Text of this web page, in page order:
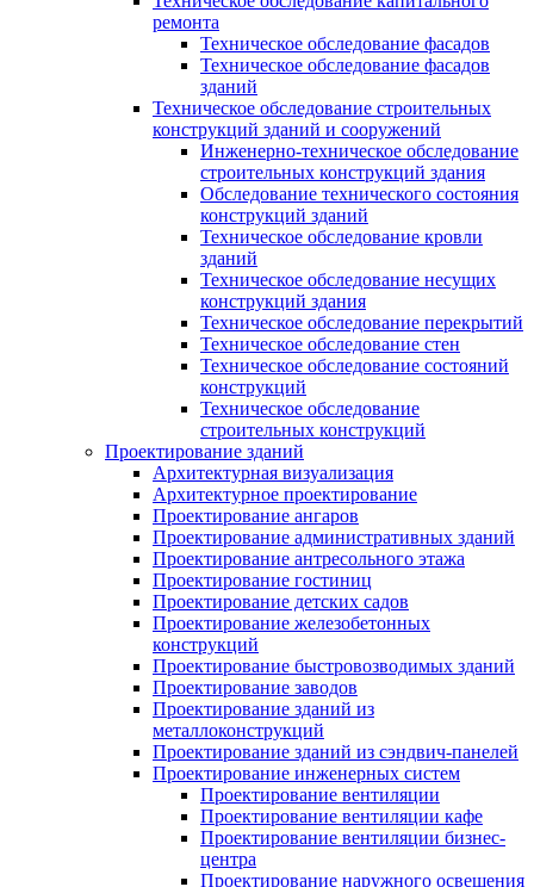
ремонта
Техническое обследование фасадов
Техническое обследование фасадов
зданий
Техническое обследование строительных
конструкций зданий и сооружений
Инженерно-техническое обследование
строительных конструкций здания
Обследование технического состояния
конструкций зданий
Техническое обследование кровли
зданий
Техническое обследование несущих
конструкций здания
Техническое обследование перекрытий
Техническое обследование стен
Техническое обследование состояний
конструкций
Техническое обследование
строительных конструкций
Проектирование зданий
Архитектурная визуализация
Архитектурное проектирование
Проектирование ангаров
Проектирование административных зданий
Проектирование антресольного этажа
Проектирование гостиниц
Проектирование детских садов
Проектирование железобетонных
конструкций
Проектирование быстровозводимых зданий
Проектирование заводов
Проектирование зданий из
металлоконструкций
Проектирование зданий из сэндвич-панелей
Проектирование инженерных систем
Проектирование вентиляции
Проектирование вентиляции кафе
Проектирование вентиляции бизнес-
центра
Проектирование наружного освещения